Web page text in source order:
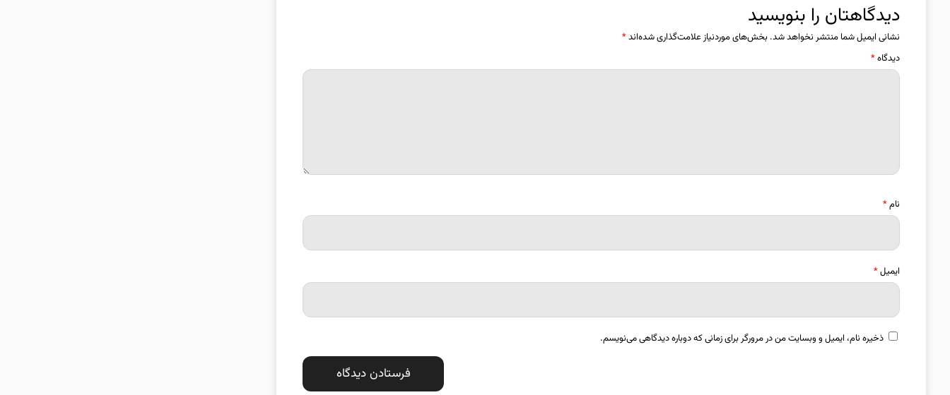
دیدگاهتان را بنویسید
نشانی ایمیل شما منتشر نخواهد شد. بخش‌های موردنیاز علامت‌گذاری شده‌اند*
دیدگاه*
نام*
ایمیل*
ذخیره نام، ایمیل و وبسایت من در مرورگر برای زمانی که دوباره دیدگاهی می‌نویسم.